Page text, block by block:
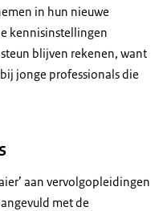
in hun nieuwe
kennisinstellingen
blijven rekenen, want
jonge professionals die
aan vervolgopleidingen
met de